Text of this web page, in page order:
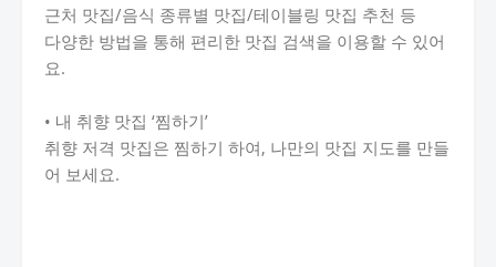
근처 맛집/음식 종류별 맛집/테이블링 맛집 추천 등
다양한 방법을 통해 편리한 맛집 검색을 이용할 수 있어
요.
• 내 취향 맛집 ‘찜하기’
취향 저격 맛집은 찜하기 하여, 나만의 맛집 지도를 만들
어 보세요.